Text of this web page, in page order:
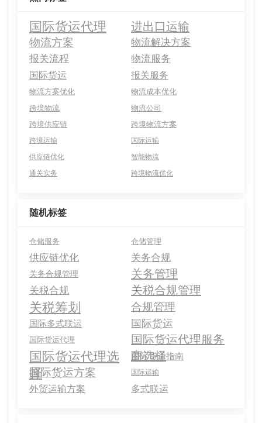
国际货运代理 进出口运输
物流方案
物流解决方案
报关流程
物流服务
国际货运 报关服务
物流方案优化
物流成本优化
跨境物流
物流公司
跨境供应链
跨境物流方案
跨境运输
国际运输
供应链优化
智能物流
通关实务
跨境物流优化
随机标签
仓储服务 仓储管理
供应链优化 关务合规
关务合规管理 关务管理
关税合规 关税合规管理
关税筹划 合规管理
国际多式联运 国际货运
国际货运代理
国际货运代理服务
商选择
国际货运代理选
择
国际货运指南
国际货运方案 国际运输
外贸运输方案 多式联运